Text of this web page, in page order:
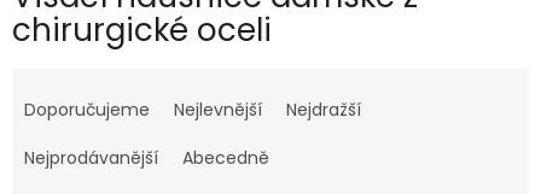
chirurgické oceli
a
e
Doporučujeme Nejlevnější
Nejdražší
Nejprodávanější
Abecedně